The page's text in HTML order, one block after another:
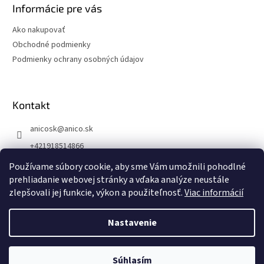
Používame súbory cookie, aby sme Vám umožnili pohodlné
prehliadanie webovej stránky a vďaka analýze neustále
zlepšovali jej funkcie, výkon a použiteľnosť.Viac informácií
Nastavenie
Súhlasím
6.8.2026 DOVOLENKA
Kancelária zatvorená.
Objednávky prijímame cez eshop alebo
Informácie pre vás
Ako nakupovať
Obchodné podmienky
Podmienky ochrany osobných údajov
Kontakt
anicosk@anico.sk
+421918514866
ANICO Slovakia
anico_slovakia
Vytvoril Shoptet
ANICO Slovakia. Všetky práva vyhradené.